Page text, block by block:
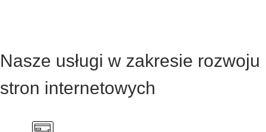
Nasze usługi w zakresie rozwoju
stron internetowych